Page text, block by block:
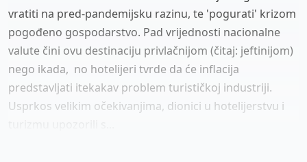
vratiti na pred-pandemijsku razinu, te 'pogurati' krizom
pogođeno gospodarstvo. Pad vrijednosti nacionalne
valute čini ovu destinaciju privlačnijom (čitaj: jeftinijom)
nego ikada, no hotelijeri tvrde da će inflacija
predstavljati itekakav problem turističkoj industriji.
Usprkos velikim očekivanjima, dionici u hotelijerstvu i